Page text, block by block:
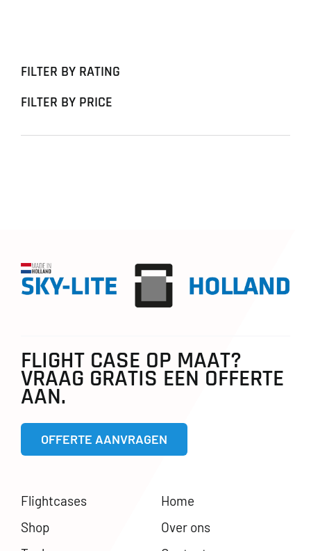
FILTER BY RATING
FILTER BY PRICE
FLIGHT CASE OP MAAT?
VRAAG GRATIS EEN OFFERTE
AAN.
OFFERTE AANVRAGEN
Flightcases
Shop
Home
Over ons